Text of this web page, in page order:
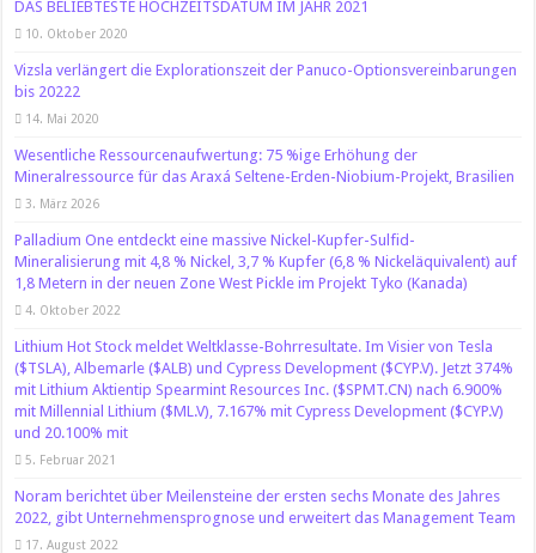
DAS BELIEBTESTE HOCHZEITSDATUM IM JAHR 2021
10. Oktober 2020
Vizsla verlängert die Explorationszeit der Panuco-Optionsvereinbarungen
bis 20222
14. Mai 2020
Wesentliche Ressourcenaufwertung: 75 %ige Erhöhung der
Mineralressource für das Araxá Seltene-Erden-Niobium-Projekt, Brasilien
3. März 2026
Palladium One entdeckt eine massive Nickel-Kupfer-Sulfid-
Mineralisierung mit 4,8 % Nickel, 3,7 % Kupfer (6,8 % Nickeläquivalent) auf
1,8 Metern in der neuen Zone West Pickle im Projekt Tyko (Kanada)
4. Oktober 2022
Lithium Hot Stock meldet Weltklasse-Bohrresultate. Im Visier von Tesla
($TSLA), Albemarle ($ALB) und Cypress Development ($CYP.V). Jetzt 374%
mit Lithium Aktientip Spearmint Resources Inc. ($SPMT.CN) nach 6.900%
mit Millennial Lithium ($ML.V), 7.167% mit Cypress Development ($CYP.V)
und 20.100% mit
5. Februar 2021
Noram berichtet über Meilensteine der ersten sechs Monate des Jahres
2022, gibt Unternehmensprognose und erweitert das Management Team
17. August 2022